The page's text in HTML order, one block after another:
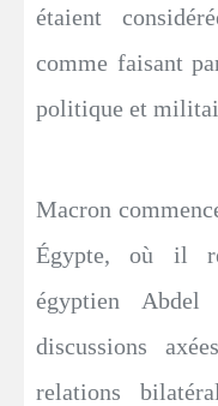
étaient
comme faisant
politique et
Macron
Égypte, où il
égyptien
discussions
relations